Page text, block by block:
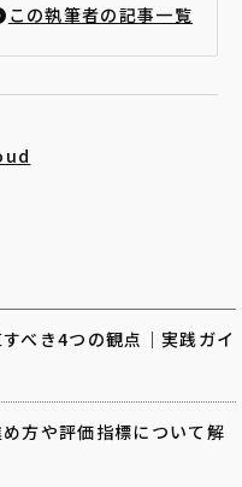
この執筆者の記事一覧
べき4つの観点｜実践ガイ
方や評価指標について解